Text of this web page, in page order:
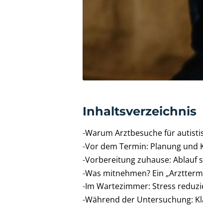
Inhaltsverzeichnis
-Warum Arztbesuche für
-Vor dem Termin: Planung
-Vorbereitung zuhause: Ablauf
-Was mitnehmen? Ein
-Im Wartezimmer: Stress
-Während der Untersuchung: